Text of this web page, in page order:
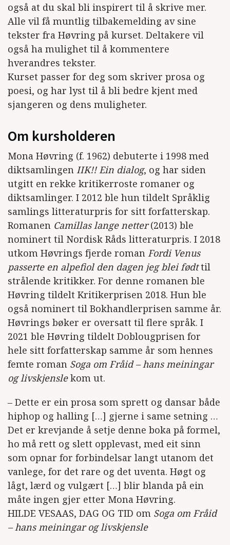
også at du skal bli inspirert til å skrive mer.
Alle vil få muntlig tilbakemelding av sine
tekster fra Høvring på kurset. Deltakere vil
også ha mulighet til å kommentere
hverandres tekster.
Kurset passer for deg som skriver prosa og
poesi, og har lyst til å bli bedre kjent med
sjangeren og dens muligheter.
Om kursholderen
Mona Høvring (f. 1962) debuterte i 1998 med
diktsamlingen IIK!! Ein dialog, og har siden
utgitt en rekke kritikerroste romaner og
diktsamlinger. I 2012 ble hun tildelt Språklig
samlings litteraturpris for sitt forfatterskap.
Romanen Camillas lange netter(2013) ble
nominert til Nordisk Råds litteraturpris. I 2018
utkom Høvrings fjerde roman Fordi Venus
passerte en alpefiol den dagen jeg blei fødttil
strålende kritikker. For denne romanen ble
Høvring tildelt Kritikerprisen 2018. Hun ble
også nominert til Bokhandlerprisen samme år.
Høvrings bøker er oversatt til flere språk. I
2021 ble Høvring tildelt Doblougprisen for
hele sitt forfatterskap samme år som hennes
femte roman Soga om Fråid – hans meiningar
og livskjenslekom ut.
– Dette er ein prosa som sprett og dansar både
hiphop og halling […] gjerne i same setning …
Det er krevjande å setje denne boka på formel,
ho må rett og slett opplevast, med eit sinn
som opnar for forbindelsar langt utanom det
vanlege, for det rare og det uventa. Høgt og
lågt, lærd og vulgært […] blir blanda på ein
måte ingen gjer etter Mona Høvring.
HILDE VESAAS, DAG OG TID om Soga om Fråid
– hans meiningar og livskjensle